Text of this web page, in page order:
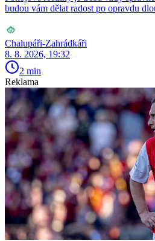
budou vám dělat radost po opravdu
Chalupáři-Zahrádkáři
8. 8. 2026, 19:32
2 min
Reklama